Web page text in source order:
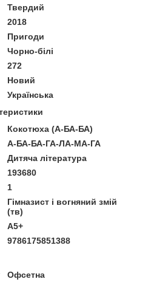
Твердий
2018
Пригоди
Чорно-білі
272
Новий
Українська
Кокотюха (А-БА-БА)
А-БА-БА-ГА-ЛА-МА-ГА
Дитяча література
193680
1
Гімназист і вогняний змій
(тв)
А5+
9786175851388
Офсетна